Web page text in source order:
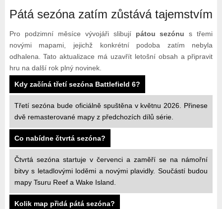
Pátá sezóna zatím zůstává tajemstvím
Pro podzimní měsíce vývojáři slibují pátou sezónu s třemi
novými mapami, jejichž konkrétní podoba zatím nebyla
odhalena. Tato aktualizace má uzavřít letošní obsah a připravit
hru na další rok plný novinek.
Kdy začíná třetí sezóna Battlefield 6?
Třetí sezóna bude oficiálně spuštěna v květnu 2026. Přinese
dvě remasterované mapy z předchozích dílů série.
Co nabídne čtvrtá sezóna?
Čtvrtá sezóna startuje v červenci a zaměří se na námořní
bitvy s letadlovými loděmi a novými plavidly. Součástí budou
mapy Tsuru Reef a Wake Island.
Kolik map přidá pátá sezóna?